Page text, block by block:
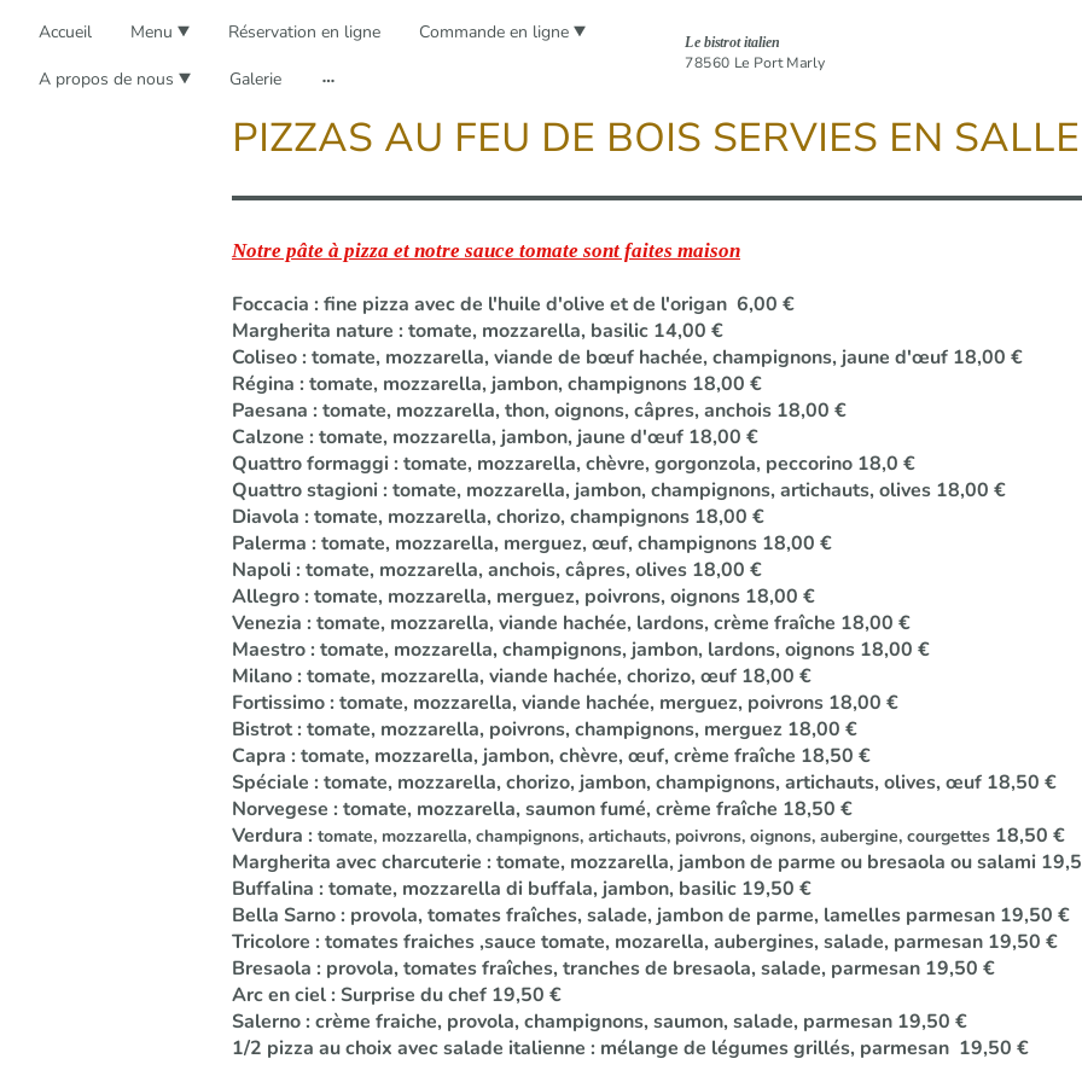
Accueil Menu Réservation en ligne Commande en ligne
A propos de nous Galerie
Le bistrot italien
78560 Le Port Marly
PIZZAS AU FEU DE BOIS SERVIES EN SALLE
Notre pâte à pizza et notre sauce tomate sont faites maison
Foccacia : fine pizza avec de l'huile d'olive et de l'origan 6,00 €
Margherita nature : tomate, mozzarella, basilic 14,00 €
Coliseo : tomate, mozzarella, viande de bœuf hachée, champignons, jaune d'œuf 18,00 €
Régina : tomate, mozzarella, jambon, champignons 18,00 €
Paesana : tomate, mozzarella, thon, oignons, câpres, anchois 18,00 €
Calzone : tomate, mozzarella, jambon, jaune d'œuf 18,00 €
Quattro formaggi : tomate, mozzarella, chèvre, gorgonzola, peccorino 18,0 €
Quattro stagioni : tomate, mozzarella, jambon, champignons, artichauts, olives 18,00 €
Diavola : tomate, mozzarella, chorizo, champignons 18,00 €
Palerma : tomate, mozzarella, merguez, œuf, champignons 18,00 €
Napoli : tomate, mozzarella, anchois, câpres, olives 18,00 €
Allegro : tomate, mozzarella, merguez, poivrons, oignons 18,00 €
Venezia : tomate, mozzarella, viande hachée, lardons, crème fraîche 18,00 €
Maestro : tomate, mozzarella, champignons, jambon, lardons, oignons 18,00 €
Milano : tomate, mozzarella, viande hachée, chorizo, œuf 18,00 €
Fortissimo : tomate, mozzarella, viande hachée, merguez, poivrons 18,00 €
Bistrot : tomate, mozzarella, poivrons, champignons, merguez 18,00 €
Capra : tomate, mozzarella, jambon, chèvre, œuf, crème fraîche 18,50 €
Spéciale : tomate, mozzarella, chorizo, jambon, champignons, artichauts, olives, œuf 18,50 €
Norvegese : tomate, mozzarella, saumon fumé, crème fraîche 18,50 €
Verdura : tomate, mozzarella, champignons, artichauts, poivrons, oignons, aubergine, courgettes 18,50 €
Margherita avec charcuterie : tomate, mozzarella, jambon de parme ou bresaola ou salami
Buffalina : tomate, mozzarella di buffala, jambon, basilic 19,50 €
Bella Sarno : provola, tomates fraîches, salade, jambon de parme, lamelles parmesan 19,50 €
Tricolore : tomates fraiches ,sauce tomate, mozarella, aubergines, salade, parmesan 19,50 €
Bresaola : provola, tomates fraîches, tranches de bresaola, salade, parmesan 19,50 €
Arc en ciel : Surprise du chef 19,50 €
Salerno : crème fraiche, provola, champignons, saumon, salade, parmesan 19,50 €
1/2 pizza au choix avec salade italienne : mélange de légumes grillés, parmesan 19,50 €